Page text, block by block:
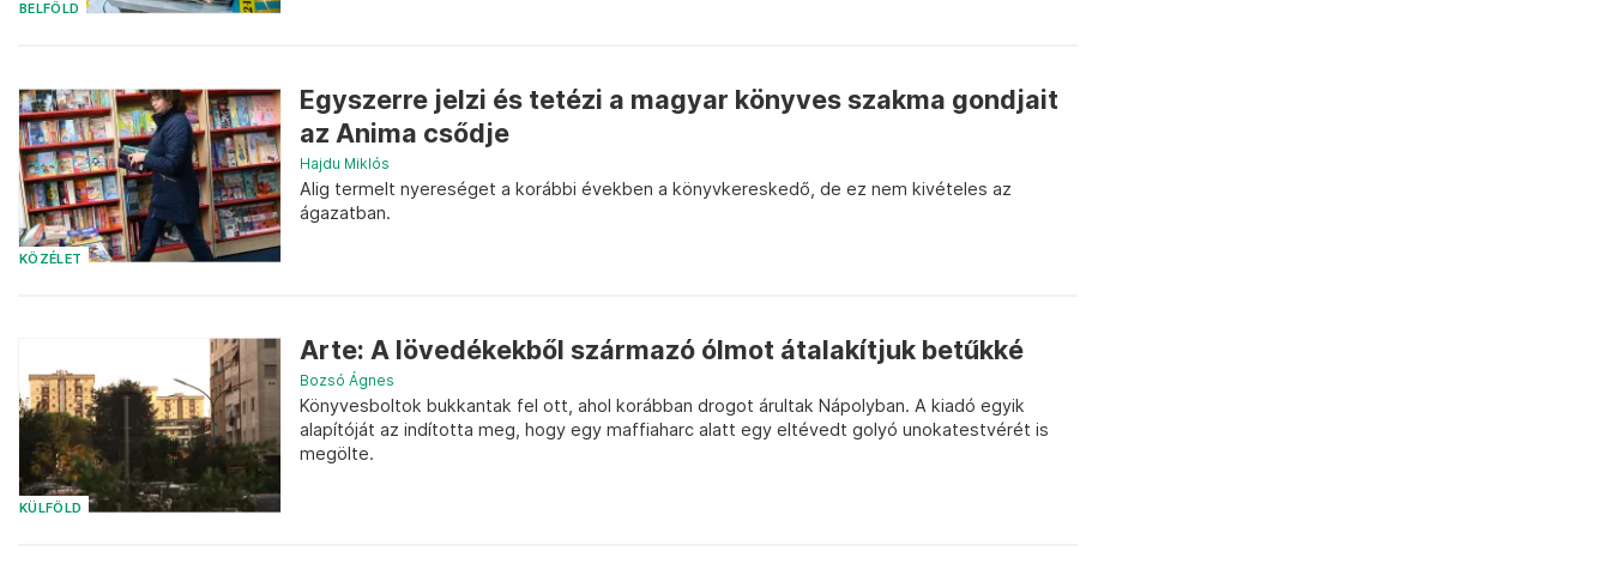
BELFÖLD
KÖZÉLET
Egyszerre jelzi és tetézi a magyar könyves szakma gondjait
az Anima csődje
Hajdu Miklós
Alig termelt nyereséget a korábbi években a könyvkereskedő, de ez nem kivételes az
ágazatban.
KÜLFÖLD
Arte: A lövedékekből származó ólmot átalakítjuk betűkké
Bozsó Ágnes
Könyvesboltok bukkantak fel ott, ahol korábban drogot árultak Nápolyban. A kiadó egyik
alapítóját az indította meg, hogy egy maffiaharc alatt egy eltévedt golyó unokatestvérét is
megölte.